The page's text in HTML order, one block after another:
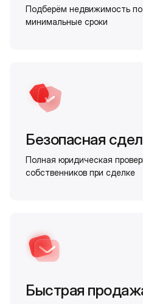
Подберём недвижимость
минимальные сроки
Безопасная
Полная юридическая
собственников при сделке
Быстрая